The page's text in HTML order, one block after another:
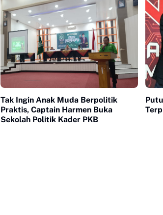
Tak Ingin Anak Muda Berpolitik
Praktis, Captain Harmen Buka
Sekolah Politik Kader PKB